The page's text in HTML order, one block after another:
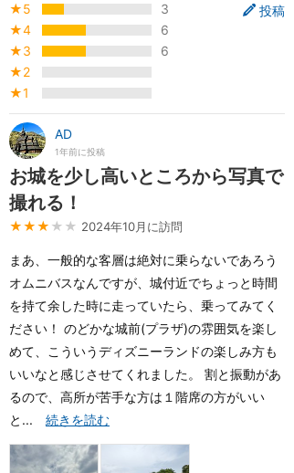
投稿
★5
3
★4
6
★3
6
★2
★1
AD
1年前に投稿
お城を少し高いところから写真で
撮れる！
★★★ ★★ 2024年10月に訪問
まあ、一般的な客層は絶対に乗らないであろう
オムニバスなんですが、城付近でちょっと時間
を持て余した時に走っていたら、乗ってみてく
ださい！ のどかな城前(プラザ)の雰囲気を楽し
めて、こういうディズニーランドの楽しみ方も
いいなと感じさせてくれました。 割と振動があ
るので、高所が苦手な方は１階席の方がいい
と... 続きを読む